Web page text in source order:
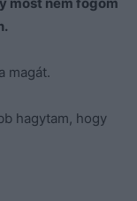
magát.
hagytam, hogy